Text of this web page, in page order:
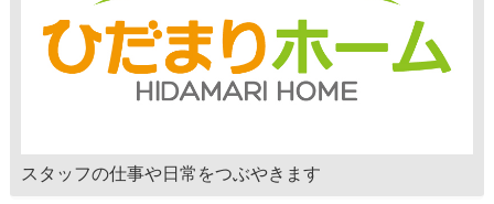
スタッフの仕事や日常をつぶやきます